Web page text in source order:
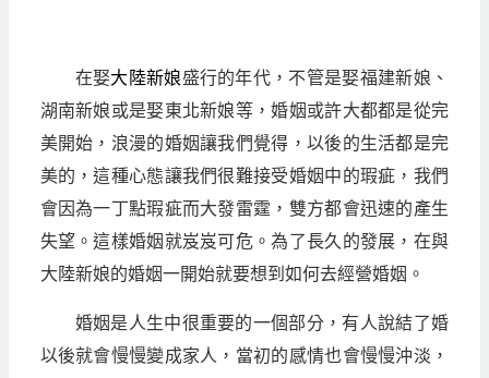
在娶大陸新娘盛行的年代，不管是娶福建新娘、
湖南新娘或是娶東北新娘等，婚姻或許大都都是從完
美開始，浪漫的婚姻讓我們覺得，以後的生活都是完
美的，這種心態讓我們很難接受婚姻中的瑕疵，我們
會因為一丁點瑕疵而大發雷霆，雙方都會迅速的產生
失望。這樣婚姻就岌岌可危。為了長久的發展，在與
大陸新娘的婚姻一開始就要想到如何去經營婚姻。
婚姻是人生中很重要的一個部分，有人說結了婚
以後就會慢慢變成家人，當初的感情也會慢慢沖淡，